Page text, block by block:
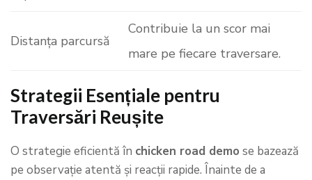
Distanța parcursă
Contribuie la un scor mai
mare pe fiecare traversare.
Strategii Esențiale pentru
Traversări Reușite
O strategie eficientă în chicken road demo se bazează
pe observație atentă și reacții rapide. Înainte de a